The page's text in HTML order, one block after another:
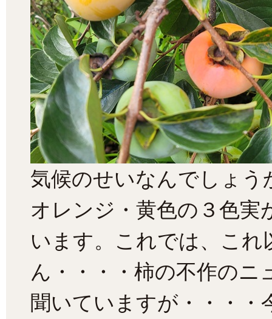
気候のせいなんでしょう
オレンジ・黄色の３色実
います。これでは、こ
ん・・・・柿の不作のニ
聞いていますが・・・・